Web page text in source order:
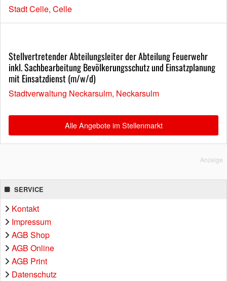
Stadt Celle, Celle
Stellvertretender Abteilungsleiter der Abteilung Feuerwehr
inkl. Sachbearbeitung Bevölkerungsschutz und Einsatzplanung
mit Einsatzdienst (m/w/d)
Stadtverwaltung Neckarsulm, Neckarsulm
Alle Angebote im Stellenmarkt
Anzeige
SERVICE
Kontakt
Impressum
AGB Shop
AGB Online
AGB Print
Datenschutz